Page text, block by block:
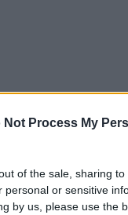
Not Process My
of the sale, sharing
personal or sensitive
by us, please use the